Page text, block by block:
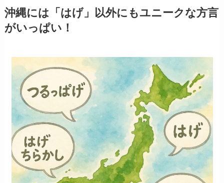
沖縄には「はげ」以外にもユニークな方言
がいっぱい！